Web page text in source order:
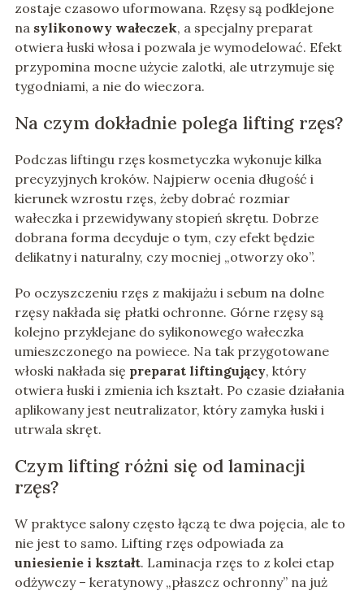
zostaje czasowo uformowana. Rzęsy są podklejone
na sylikonowy wałeczek, a specjalny preparat
otwiera łuski włosa i pozwala je wymodelować. Efekt
przypomina mocne użycie zalotki, ale utrzymuje się
tygodniami, a nie do wieczora.
Na czym dokładnie polega lifting rzęs?
Podczas liftingu rzęs kosmetyczka wykonuje kilka
precyzyjnych kroków. Najpierw ocenia długość i
kierunek wzrostu rzęs, żeby dobrać rozmiar
wałeczka i przewidywany stopień skrętu. Dobrze
dobrana forma decyduje o tym, czy efekt będzie
delikatny i naturalny, czy mocniej „otworzy oko”.
Po oczyszczeniu rzęs z makijażu i sebum na dolne
rzęsy nakłada się płatki ochronne. Górne rzęsy są
kolejno przyklejane do sylikonowego wałeczka
umieszczonego na powiece. Na tak przygotowane
włoski nakłada się preparat liftingujący, który
otwiera łuski i zmienia ich kształt. Po czasie działania
aplikowany jest neutralizator, który zamyka łuski i
utrwala skręt.
Czym lifting różni się od laminacji
rzęs?
W praktyce salony często łączą te dwa pojęcia, ale to
nie jest to samo. Lifting rzęs odpowiada za
uniesienie i kształt. Laminacja rzęs to z kolei etap
odżywczy – keratynowy „płaszcz ochronny” na już